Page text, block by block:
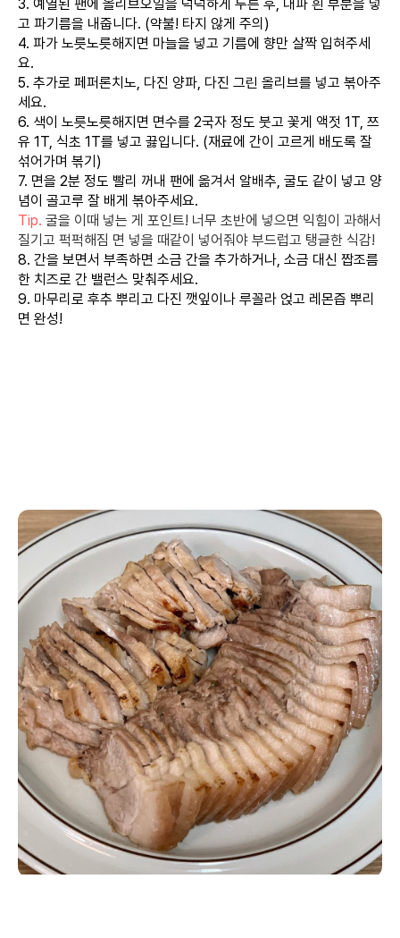
3. 예열된 팬에 올리브오일을 넉넉하게 두른 후, 대파 흰 부분을 넣
고 파기름을 내줍니다. (약불! 타지 않게 주의)
4. 파가 노릇노릇해지면 마늘을 넣고 기름에 향만 살짝 입혀주세
요.
5. 추가로 페퍼론치노, 다진 양파, 다진 그린 올리브를 넣고 볶아주
세요.
6. 색이 노릇노릇해지면 면수를 2국자 정도 붓고 꽃게 액젓 1T, 쯔
유 1T, 식초 1T를 넣고 끓입니다. (재료에 간이 고르게 배도록 잘
섞어가며 볶기)
7. 면을 2분 정도 빨리 꺼내 팬에 옮겨서 알배추, 굴도 같이 넣고 양
념이 골고루 잘 배게 볶아주세요.
Tip. 굴을 이때 넣는 게 포인트! 너무 초반에 넣으면 익힘이 과해서
질기고 퍽퍽해짐 면 넣을 때같이 넣어줘야 부드럽고 탱글한 식감!
8. 간을 보면서 부족하면 소금 간을 추가하거나, 소금 대신 짭조름
한 치즈로 간 밸런스 맞춰주세요.
9. 마무리로 후추 뿌리고 다진 깻잎이나 루꼴라 얹고 레몬즙 뿌리
면 완성!